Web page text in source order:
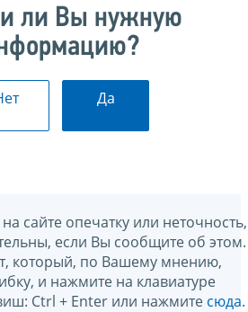
ли Вы нужную
Да
сайте опечатку или неточность,
если Вы сообщите об этом.
который, по Вашему мнению,
и нажмите на клавиатуре
Ctrl + Enter или нажмите сюда.